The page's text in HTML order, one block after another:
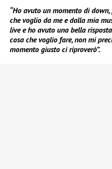
“Ho avuto un momento di
che voglio da me e dalla mia
live e ho avuto una bella
cosa che voglio fare, non mi
momento giusto ci riproverò”.